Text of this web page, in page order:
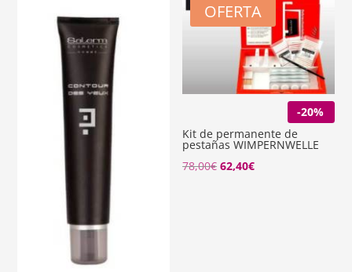
36,75€.33,08€.
OFERTA
-20%
Kit de permanente de
pestañas WIMPERNWELLE
78,00€ 62,40€